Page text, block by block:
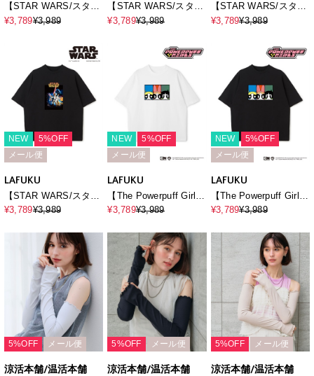
【STAR WARS/スター
ウォーズ】ヴィンテー
シャツ / Over Harf
shirt《UNISEX》
（2026SS）
¥3,789¥3,989
【STAR WARS/スター
ウォーズ】ヴィンテー
シャツ / Over Harf
shirt《UNISEX》
（2026SS）
¥3,789¥3,989
【STAR WARS/スター
ウォーズ】カスレ加工
リントTシャツ / Over
Harf Sleeve T-
shirt《UNISEX》
（2026SS）
¥3,789¥3,989
NEW
5%OFF
メール便
LAFUKU
【STAR WARS/スター
ウォーズ】カスレ加工
リントTシャツ / Over
Harf Sleeve T-
shirt《UNISEX》
（2026SS）
¥3,789¥3,989
NEW
5%OFF
メール便
LAFUKU
【The Powerpuff Girls/
パワーパフ_ガールズ
プリントTシャツ/ Over
Harf Sleeve T-
shirt《UNISEX》
¥3,789¥3,989
NEW
5%OFF
メール便
LAFUKU
【The Powerpuff Girls/
パワーパフ_ガールズ
プリントTシャツ/ Over
Harf Sleeve T-
shirt《UNISEX》
¥3,789¥3,989
5%OFF メール便
涼活本舗/温活本舗
5%OFF メール便
涼活本舗/温活本舗
5%OFF メール便
涼活本舗/温活本舗